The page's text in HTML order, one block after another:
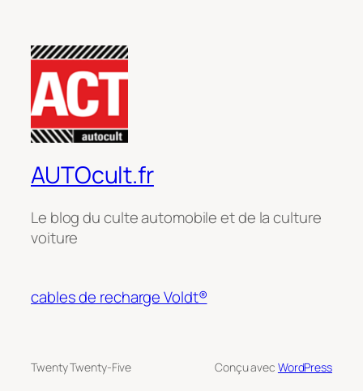
AUTOcult.fr
Le blog du culte automobile et de la culture
voiture
cables de recharge Voldt®
Twenty Twenty-Five Conçu avec WordPress